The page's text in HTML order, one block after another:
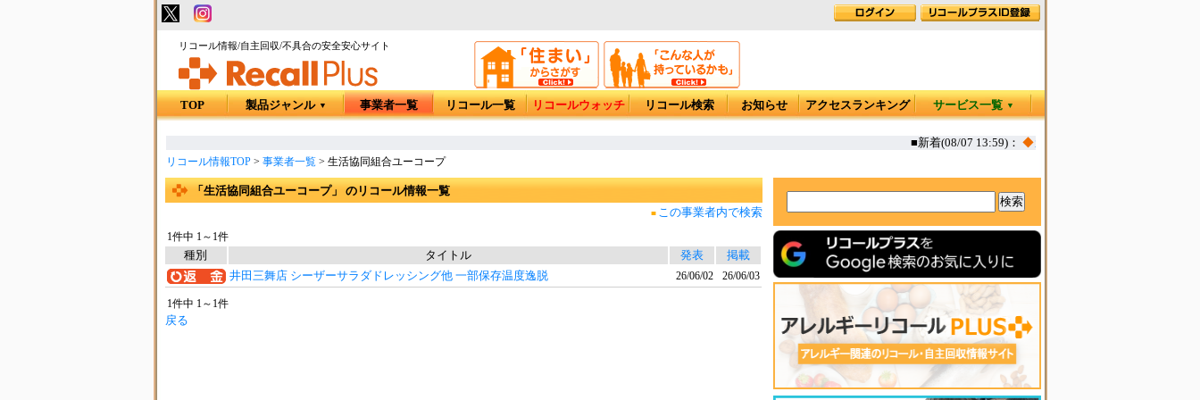
リコール情報/自主回収/不具合の安全安心サイト
TOP 製品ジャンル ▼ 事業者一覧 リコール一覧 リコールウォッチ リコール検索 お知らせ アクセスランキング サービス一覧 ▼
■新着(08/07 13:59)：◆カヤック オタリア360T 一部生
リコール情報TOP> 事業者一覧> 生活協同組合ユーコープ
「生活協同組合ユーコープ」 のリコール情報一覧
■ この事業者内で検索
1件中 1～1件
種別 タイトル 発表
掲載
井田三舞店 シーザーサラダドレッシング他 一部保存温度逸脱
26/06/02 26/06/03
1件中 1～1件
戻る